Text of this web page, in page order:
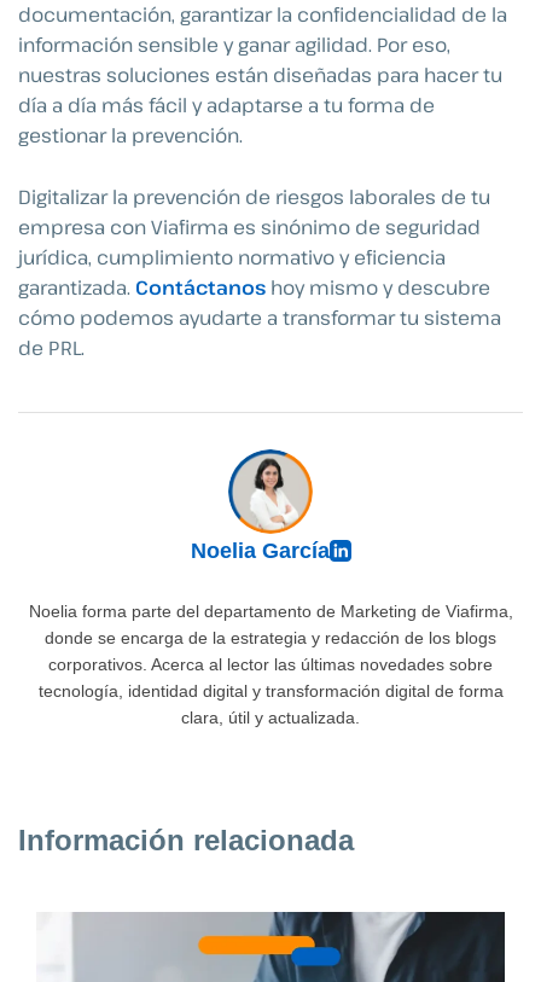
documentación, garantizar la confidencialidad de la
información sensible y ganar agilidad. Por eso,
nuestras soluciones están diseñadas para hacer tu
día a día más fácil y adaptarse a tu forma de
gestionar la prevención.
Digitalizar la prevención de riesgos laborales de tu
empresa con Viafirma es sinónimo de seguridad
jurídica, cumplimiento normativo y eficiencia
garantizada. Contáctanos hoy mismo y descubre
cómo podemos ayudarte a transformar tu sistema
de PRL.
Noelia García
Noelia forma parte del departamento de Marketing de Viafirma,
donde se encarga de la estrategia y redacción de los blogs
corporativos. Acerca al lector las últimas novedades sobre
tecnología, identidad digital y transformación digital de forma
clara, útil y actualizada.
Información relacionada